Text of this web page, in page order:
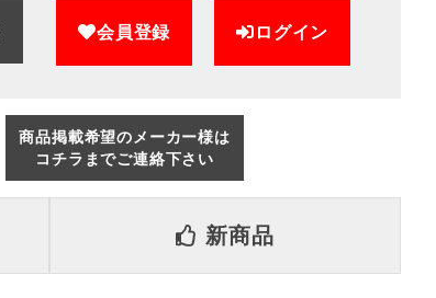
会員登録 ログイン
商品掲載希望のメーカー様は
コチラまでご連絡下さい
新商品